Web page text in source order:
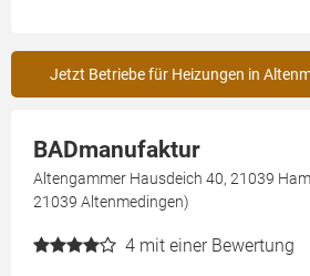
Jetzt Betriebe für Heizungen in
BADmanufaktur
Altengammer Hausdeich 40, 21039
21039 Altenmedingen)
4 mit einer Bewertung